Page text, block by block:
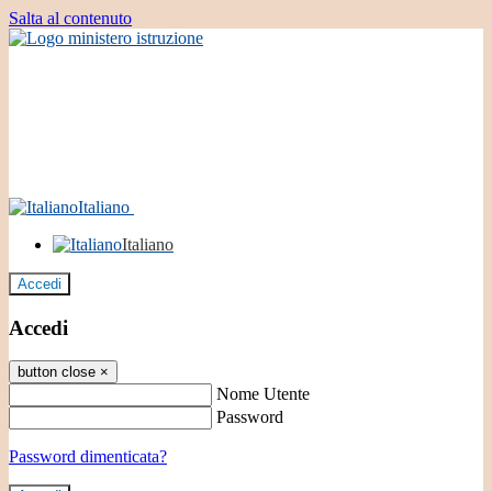
Salta al contenuto
Italiano
Italiano
Accedi
Accedi
button close ×
Nome Utente
Password
Password dimenticata?